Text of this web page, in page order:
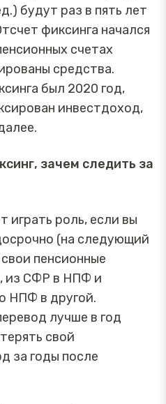
будут раз в пять лет
фиксинга начался
счетах
средства.
был 2020 год,
инвестдоход,
зачем следить за
играть роль, если вы
(на следующий
пенсионные
из СФР в НПФ и
НПФ в другой.
лучше в год
свой
за годы после